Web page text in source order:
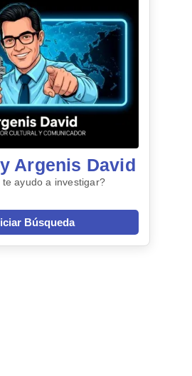
Argenis David
te ayudo a investigar?
Búsqueda